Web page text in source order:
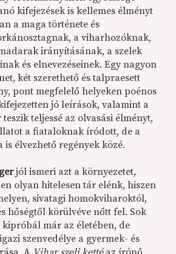
kifejezések is kellemes élményt
a maga története és
a viharhozóknak,
irányításának, a szelek
és elnevezéseinek. Egy nagyon
két szerethető és talpraesett
pont megfelelő helyeken poénos
jó leírások, valamint a
teljessé az olvasási élményt,
a fiataloknak íródott, de a
élvezhető regények közé.
jól ismeri azt a környezetet,
olyan hitelesen tár elénk, hiszen
sivatagi homokviharoktól,
hőségtől körülvéve nőtt fel. Sok
már az életében, de
szenvedélye a gyermek- és